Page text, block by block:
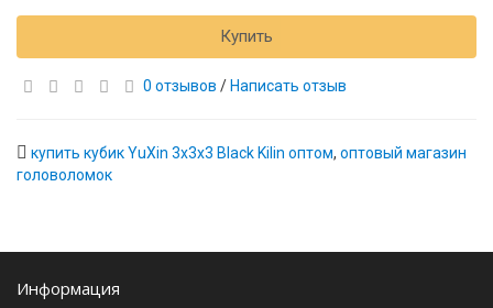
Купить
0 отзывов / Написать отзыв
купить кубик YuXin 3x3x3 Black Kilin оптом, оптовый магазин
головоломок
Информация